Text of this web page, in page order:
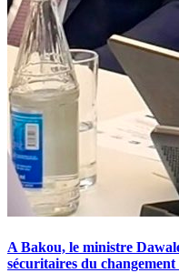
A Bakou, le ministre
sécuritaires du